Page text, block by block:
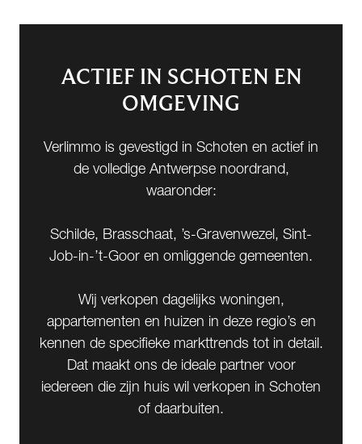
ACTIEF IN SCHOTEN EN
OMGEVING
Verlimmo is gevestigd in Schoten en actief in
de volledige Antwerpse noordrand,
waaronder:
Schilde, Brasschaat, ’s-Gravenwezel, Sint-
Job-in-’t-Goor en omliggende gemeenten.
Wij verkopen dagelijks woningen,
appartementen en huizen in deze regio’s en
kennen de specifieke markttrends tot in detail.
Dat maakt ons de ideale partner voor
iedereen die zijn huis wil verkopen in Schoten
of daarbuiten.